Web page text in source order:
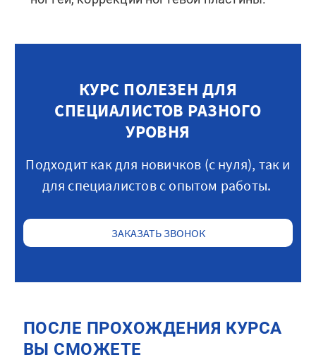
​​​​​​​КУРС ПОЛЕЗЕН ДЛЯ
СПЕЦИАЛИСТОВ РАЗНОГО
УРОВНЯ
Подходит как для новичков (с нуля), так и
для специалистов с опытом работы.
ЗАКАЗАТЬ ЗВОНОК
ПОСЛЕ ПРОХОЖДЕНИЯ КУРСА
ВЫ СМОЖЕТЕ